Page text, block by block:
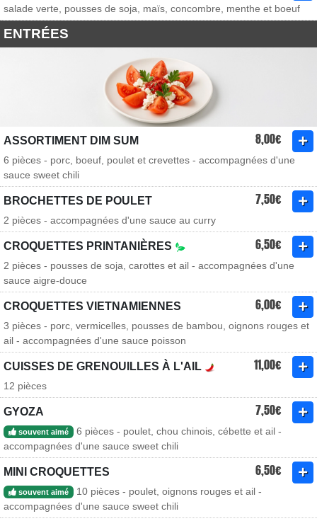
salade verte, pousses de soja, maïs, concombre, menthe et boeuf
ENTRÉES
ASSORTIMENT DIM SUM 8,00€
6 pièces - porc, boeuf, poulet et crevettes - accompagnées d'une
sauce sweet chili
BROCHETTES DE POULET 7,50€
2 pièces - accompagnées d'une sauce au curry
CROQUETTES PRINTANIÈRES 6,50€
2 pièces - pousses de soja, carottes et ail - accompagnées d'une
sauce aigre-douce
CROQUETTES VIETNAMIENNES 6,00€
3 pièces - porc, vermicelles, pousses de bambou, oignons rouges et
ail - accompagnées d'une sauce poisson
CUISSES DE GRENOUILLES À L'AIL 11,00€
12 pièces
GYOZA 7,50€
souvent aimé
6 pièces - poulet, chou chinois, cébette et ail -
accompagnées d'une sauce sweet chili
MINI CROQUETTES 6,50€
souvent aimé
10 pièces - poulet, oignons rouges et ail -
accompagnées d'une sauce sweet chili